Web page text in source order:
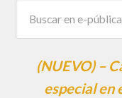
(NUEVO) –
especial en